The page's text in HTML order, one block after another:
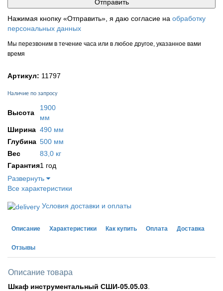
Нажимая кнопку «Отправить», я даю согласие на обработку
персональных данных
Мы перезвоним в течение часа или в любое другое, указанное вами
время
Артикул: 11797
Наличие по запросу
Высота
1900
мм
Ширина 490 мм
Глубина 500 мм
Вес
83,0 кг
Гарантия1 год
Развернуть
Все характеристики
Условия доставки и оплаты
Описание Характеристики Как купить Оплата Доставка
Отзывы
Описание товара
Шкаф инструментальный СШИ-05.05.03